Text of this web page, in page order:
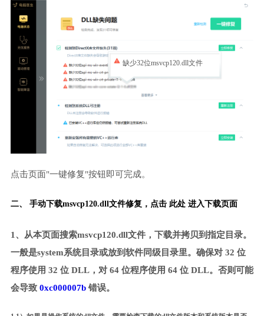
缺少32位msvcp120.dll文件
点击页面"一键修复"按钮即可完成。
二、 手动下载msvcp120.dll文件修复， 点击 此处 进入下载页面
1、从本页面搜索msvcp120.dll文件，下载并拷贝到指定目录。
一般是system系统目录或放到软件同级目录里。确保对 32 位
程序使用 32 位 DLL，对 64 位程序使用 64 位 DLL。否则可能
会导致 0xc000007b错误。